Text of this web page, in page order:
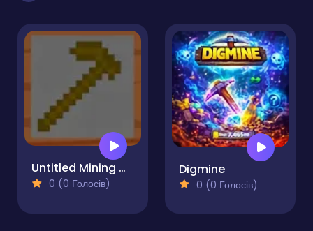
Untitled Mining Game
0 (0 Голосів)
Digmine
0 (0 Голосів)